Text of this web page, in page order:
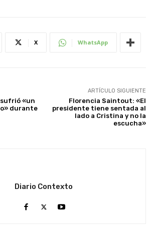
X WhatsApp
sufrió «un
durante
ARTÍCULO SIGUIENTE
Florencia Saintout: «El
presidente tiene sentada al
lado a Cristina y no la
escucha»
Diario Contexto